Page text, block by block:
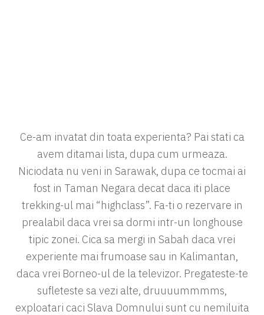
Ce-am invatat din toata experienta? Pai stati ca
avem ditamai lista, dupa cum urmeaza.
Niciodata nu veni in Sarawak, dupa ce tocmai ai
fost in Taman Negara decat daca iti place
trekking-ul mai “highclass”. Fa-ti o rezervare in
prealabil daca vrei sa dormi intr-un longhouse
tipic zonei. Cica sa mergi in Sabah daca vrei
experiente mai frumoase sau in Kalimantan,
daca vrei Borneo-ul de la televizor. Pregateste-te
sufleteste sa vezi alte, druuuummmms,
exploatari caci Slava Domnului sunt cu nemiluita